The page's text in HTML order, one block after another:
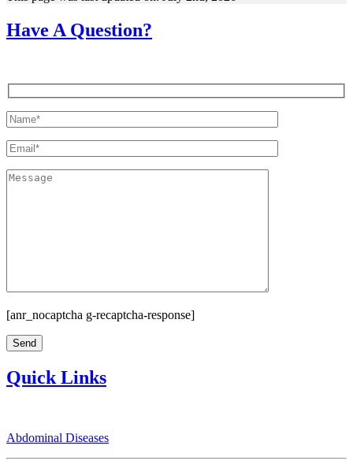
Have A Question?
[anr_nocaptcha g-recaptcha-response]
Quick Links
Abdominal Diseases